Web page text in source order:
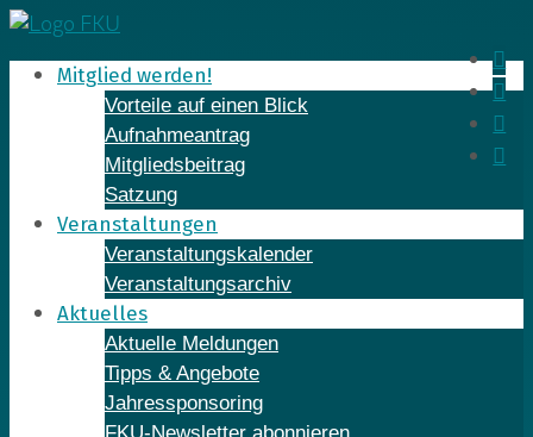
Skip
to
contentMitglied werden!
Vorteile auf einen Blick
Aufnahmeantrag
Mitgliedsbeitrag
Satzung
Veranstaltungen
Veranstaltungskalender
Veranstaltungsarchiv
Aktuelles
Aktuelle Meldungen
Tipps & Angebote
Jahressponsoring